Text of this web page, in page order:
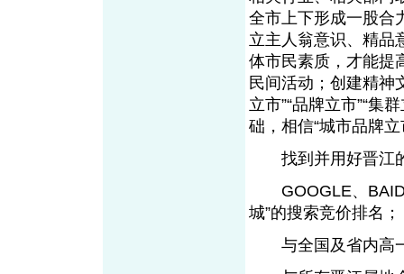
全市上下形成一股合
立主人翁意识、精品
体市民素质，才能提
民间活动；创建精神
立市”“品牌立市”“集
础，相信“城市品牌
找到并用好晋江
GOOGLE、BAIDU
城”的搜索竞价排名；
与全国及省内高一